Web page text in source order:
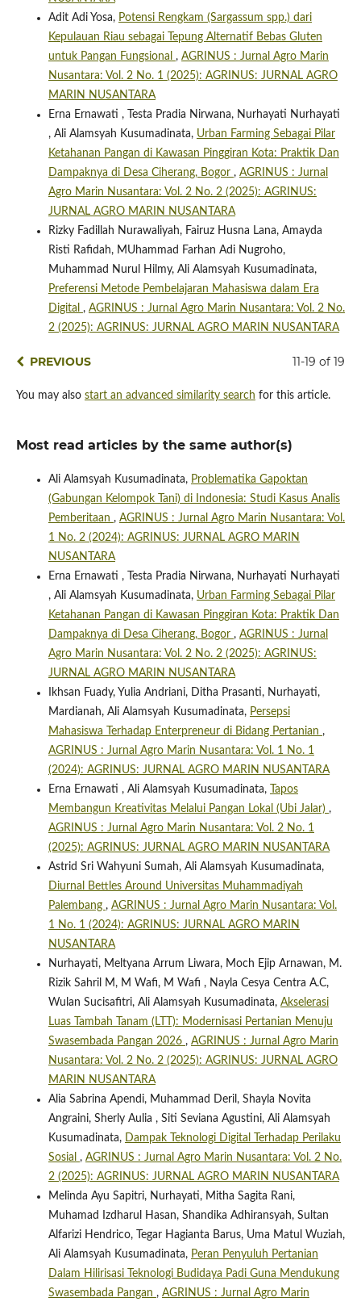
Adit Adi Yosa, Potensi Rengkam (Sargassum spp.) dari
Kepulauan Riau sebagai Tepung Alternatif Bebas Gluten
untuk Pangan Fungsional , AGRINUS : Jurnal Agro Marin
Nusantara: Vol. 2 No. 1 (2025): AGRINUS: JURNAL AGRO
MARIN NUSANTARA
Erna Ernawati , Testa Pradia Nirwana, Nurhayati Nurhayati
, Ali Alamsyah Kusumadinata, Urban Farming Sebagai Pilar
Ketahanan Pangan di Kawasan Pinggiran Kota: Praktik Dan
Dampaknya di Desa Ciherang, Bogor , AGRINUS : Jurnal
Agro Marin Nusantara: Vol. 2 No. 2 (2025): AGRINUS:
JURNAL AGRO MARIN NUSANTARA
Rizky Fadillah Nurawaliyah, Fairuz Husna Lana, Amayda
Risti Rafidah, MUhammad Farhan Adi Nugroho,
Muhammad Nurul Hilmy, Ali Alamsyah Kusumadinata,
Preferensi Metode Pembelajaran Mahasiswa dalam Era
Digital , AGRINUS : Jurnal Agro Marin Nusantara: Vol. 2 No.
2 (2025): AGRINUS: JURNAL AGRO MARIN NUSANTARA
PREVIOUS 11-19 of 19
You may also start an advanced similarity search for this article.
Most read articles by the same author(s)
Ali Alamsyah Kusumadinata, Problematika Gapoktan
(Gabungan Kelompok Tani) di Indonesia: Studi Kasus Analis
Pemberitaan , AGRINUS : Jurnal Agro Marin Nusantara: Vol.
1 No. 2 (2024): AGRINUS: JURNAL AGRO MARIN
NUSANTARA
Erna Ernawati , Testa Pradia Nirwana, Nurhayati Nurhayati
, Ali Alamsyah Kusumadinata, Urban Farming Sebagai Pilar
Ketahanan Pangan di Kawasan Pinggiran Kota: Praktik Dan
Dampaknya di Desa Ciherang, Bogor , AGRINUS : Jurnal
Agro Marin Nusantara: Vol. 2 No. 2 (2025): AGRINUS:
JURNAL AGRO MARIN NUSANTARA
Ikhsan Fuady, Yulia Andriani, Ditha Prasanti, Nurhayati,
Mardianah, Ali Alamsyah Kusumadinata, Persepsi
Mahasiswa Terhadap Enterpreneur di Bidang Pertanian ,
AGRINUS : Jurnal Agro Marin Nusantara: Vol. 1 No. 1
(2024): AGRINUS: JURNAL AGRO MARIN NUSANTARA
Erna Ernawati , Ali Alamsyah Kusumadinata,
Tapos
Membangun Kreativitas Melalui Pangan Lokal (Ubi Jalar) ,
AGRINUS : Jurnal Agro Marin Nusantara: Vol. 2 No. 1
(2025): AGRINUS: JURNAL AGRO MARIN NUSANTARA
Astrid Sri Wahyuni Sumah, Ali Alamsyah Kusumadinata,
Diurnal Bettles Around Universitas Muhammadiyah
Palembang , AGRINUS : Jurnal Agro Marin Nusantara: Vol.
1 No. 1 (2024): AGRINUS: JURNAL AGRO MARIN
NUSANTARA
Nurhayati, Meltyana Arrum Liwara, Moch Ejip Arnawan, M.
Rizik Sahril M, M Wafi, M Wafi , Nayla Cesya Centra A.C,
Wulan Sucisafitri, Ali Alamsyah Kusumadinata, Akselerasi
Luas Tambah Tanam (LTT): Modernisasi Pertanian Menuju
Swasembada Pangan 2026 , AGRINUS : Jurnal Agro Marin
Nusantara: Vol. 2 No. 2 (2025): AGRINUS: JURNAL AGRO
MARIN NUSANTARA
Alia Sabrina Apendi, Muhammad Deril, Shayla Novita
Angraini, Sherly Aulia , Siti Seviana Agustini, Ali Alamsyah
Kusumadinata, Dampak Teknologi Digital Terhadap Perilaku
Sosial , AGRINUS : Jurnal Agro Marin Nusantara: Vol. 2 No.
2 (2025): AGRINUS: JURNAL AGRO MARIN NUSANTARA
Melinda Ayu Sapitri, Nurhayati, Mitha Sagita Rani,
Muhamad Izdharul Hasan, Shandika Adhiransyah, Sultan
Alfarizi Hendrico, Tegar Hagianta Barus, Uma Matul Wuziah,
Ali Alamsyah Kusumadinata, Peran Penyuluh Pertanian
Dalam Hilirisasi Teknologi Budidaya Padi Guna Mendukung
Swasembada Pangan , AGRINUS : Jurnal Agro Marin